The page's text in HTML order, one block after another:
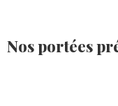
Nos portées